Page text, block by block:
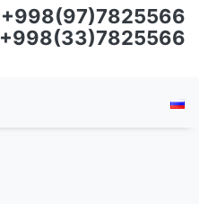
+998(97)7825566
+998(33)7825566